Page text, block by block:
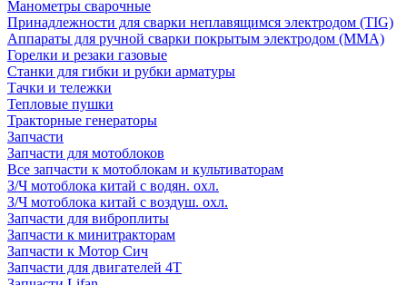
Манометры сварочные
Принадлежности для сварки неплавящимся электродом (TIG)
Аппараты для ручной сварки покрытым электродом (MMA)
Горелки и резаки газовые
Станки для гибки и рубки арматуры
Тачки и тележки
Тепловые пушки
Тракторные генераторы
Запчасти
Запчасти для мотоблоков
Все запчасти к мотоблокам и культиваторам
З/Ч мотоблока китай с водян. охл.
З/Ч мотоблока китай с воздуш. охл.
Запчасти для виброплиты
Запчасти к минитракторам
Запчасти к Мотор Сич
Запчасти для двигателей 4Т